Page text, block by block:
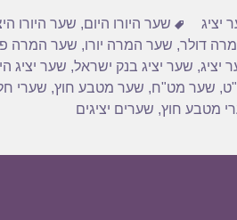
יציג תגיות
שער היורו היום, שער היורו
דולר, שער המרה יורו, שער המרה
יציג, שער יציג בנק ישראל, שער יציג
, שער מט"ח, שער מטבע חוץ, שערי
מטבע חוץ, שערים יציגים